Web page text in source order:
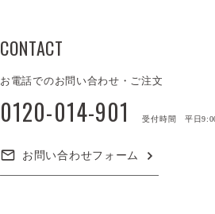
CONTACT
お電話でのお問い合わせ・ご注文
0120-014-901 受付時間 平日
お問い合わせフォーム